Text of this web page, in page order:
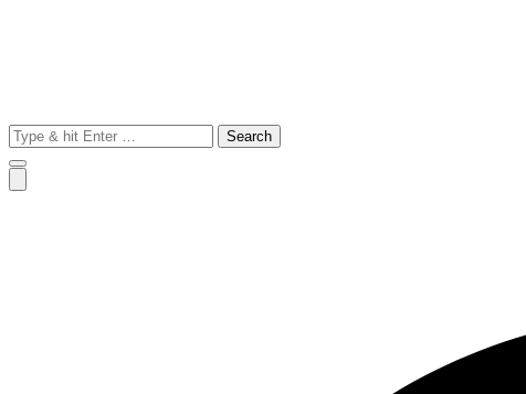
Search
for: